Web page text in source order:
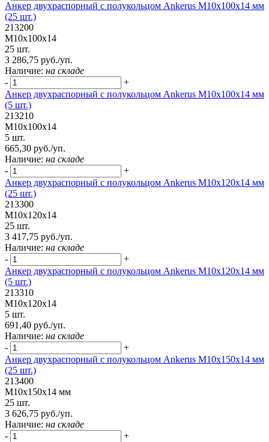
Анкер двухраспорный с полукольцом Ankerus М10х100х14 мм
(25 шт.)
213200
М10х100х14
25 шт.
3 286,75 руб./уп.
Наличие: на складе
-
+
Анкер двухраспорный с полукольцом Ankerus М10х100х14 мм
(5 шт.)
213210
М10х100х14
5 шт.
665,30 руб./уп.
Наличие: на складе
-
+
Анкер двухраспорный с полукольцом Ankerus М10х120х14 мм
(25 шт.)
213300
М10х120х14
25 шт.
3 417,75 руб./уп.
Наличие: на складе
-
+
Анкер двухраспорный с полукольцом Ankerus М10х120х14 мм
(5 шт.)
213310
М10х120х14
5 шт.
691,40 руб./уп.
Наличие: на складе
-
+
Анкер двухраспорный с полукольцом Ankerus М10х150х14 мм
(25 шт.)
213400
М10х150х14 мм
25 шт.
3 626,75 руб./уп.
Наличие: на складе
-
+